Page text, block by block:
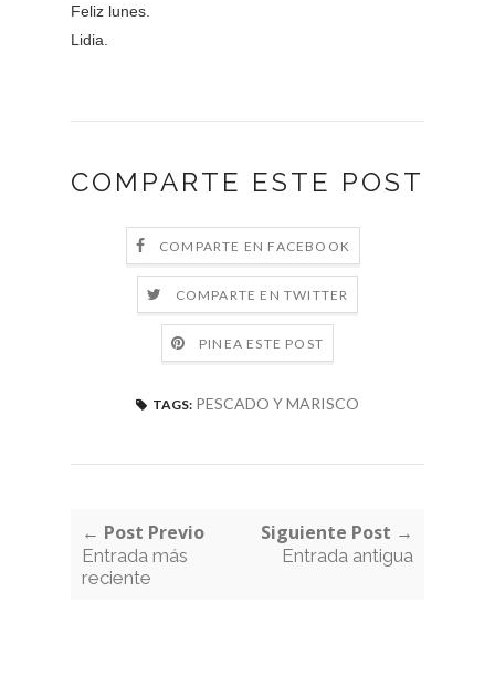
Feliz lunes.
Lidia.
COMPARTE ESTE POST
COMPARTE EN FACEBOOK
COMPARTE EN TWITTER
PINEA ESTE POST
TAGS: PESCADO Y MARISCO
← Post Previo
Entrada más
reciente
Siguiente Post →
Entrada antigua